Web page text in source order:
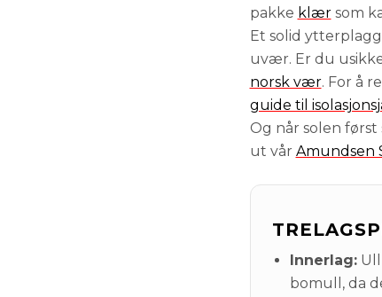
pakke klærsom
Et solid
uvær. Er du
norsk vær. For å
guide til
Og når solen
ut vår Amundsen
Innerlag:Ull
bomull, da